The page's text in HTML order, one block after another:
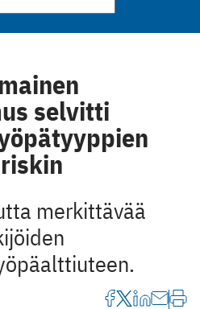
selvitti
merkittävää